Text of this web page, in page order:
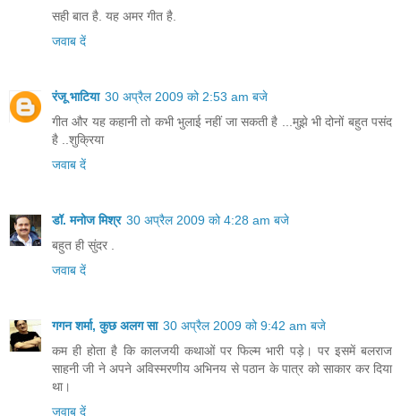
सही बात है. यह अमर गीत है.
जवाब दें
रंजू भाटिया 30 अप्रैल 2009 को 2:53 am बजे
गीत और यह कहानी तो कभी भुलाई नहीं जा सकती है ...मुझे भी दोनों बहुत पसंद
है ..शुक्रिया
जवाब दें
डॉ. मनोज मिश्र 30 अप्रैल 2009 को 4:28 am बजे
बहुत ही सुंदर .
जवाब दें
गगन शर्मा, कुछ अलग सा 30 अप्रैल 2009 को 9:42 am बजे
कम ही होता है कि कालजयी कथाओं पर फिल्म भारी पड़े। पर इसमें बलराज
साहनी जी ने अपने अविस्मरणीय अभिनय से पठान के पात्र को साकार कर दिया
था।
जवाब दें